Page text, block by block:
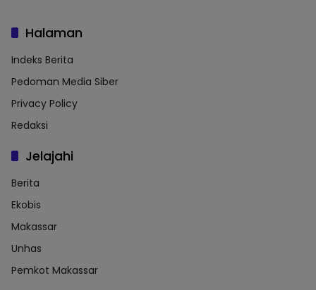
Halaman
Indeks Berita
Pedoman Media Siber
Privacy Policy
Redaksi
Jelajahi
Berita
Ekobis
Makassar
Unhas
Pemkot Makassar